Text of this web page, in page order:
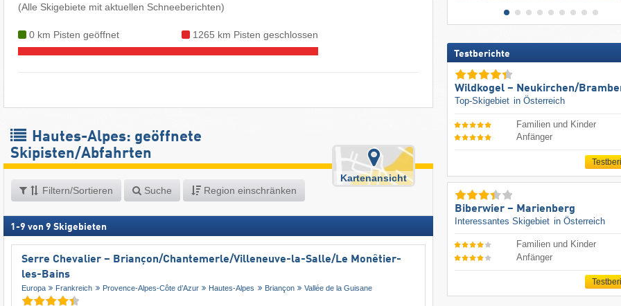
(Alle Skigebiete mit aktuellen Schneeberichten)
0 km Pisten geöffnet 1265 km Pisten geschlossen
Hautes-Alpes: geöffnete
Skipisten/Abfahrten
Filtern/Sortieren Suche Region einschränken
Kartenansicht
1 -9 von 9 Skigebieten
Serre Chevalier – Briançon/​Chantemerle/​Villeneuve-la-Salle/​Le Monêtier-
les-Bains
Europa Frankreich Provence-Alpes-Côte d’Azur Hautes-Alpes Briançon Vallée de la Guisane
Testberichte
Wildkogel – Neukirchen/​
Top-Skigebiet in Österreich
Familien und Kinder
Anfänger
Biberwier – Marienberg
Interessantes Skigebiet in Österreich
Familien und Kinder
Anfänger